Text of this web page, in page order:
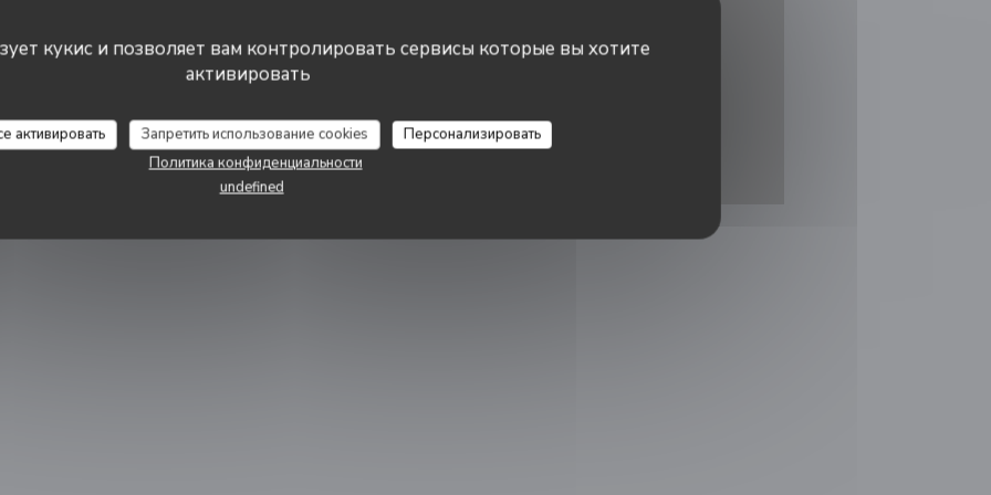
кукис и позволяет вам контролировать сервисы которые вы хотите
активировать
активировать Запретить использование cookies
Персонализировать
Политика конфиденциальности
undefined
в новом окне))